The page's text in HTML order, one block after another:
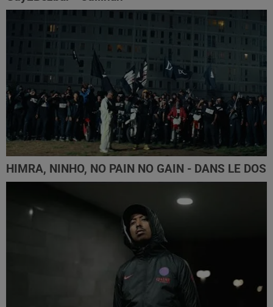
HIMRA, NINHO, NO PAIN NO GAIN - DANS LE DOS